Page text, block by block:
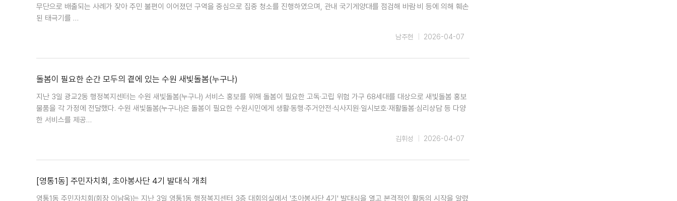
무단으로 배출되는 사례가 잦아 주민 불편이 이어졌던 구역을 중심으로 집중 청소를 진행하였으며, 관내 국기게양대를 점검해 바람‧비 등에 의해 훼손
된 태극기를 …
2026-04-07
남주현
돌봄이 필요한 순간 모두의 곁에 있는 수원 새빛돌봄(누구나)
지난 3일 광교2동 행정복지센터는 수원 새빛돌봄(누구나) 서비스 홍보를 위해 돌봄이 필요한 고독·고립 위험 가구 68세대를 대상으로 새빛돌봄 홍보
물품을 각 가정에 전달했다. 수원 새빛돌봄(누구나)은 돌봄이 필요한 수원시민에게 생활·동행·주거안전·식사지원·일시보호·재활돌봄·심리상담 등 다양
한 서비스를 제공…
2026-04-07
김휘성
[영통1동] 주민자치회, 초아봉사단 4기 발대식 개최
영통1동 주민자치회(회장 이남옥)는 지난 3일 영통1동 행정복지센터 3층 대회의실에서 '초아봉사단 4기' 발대식을 열고 본격적인 활동의 시작을 알렸